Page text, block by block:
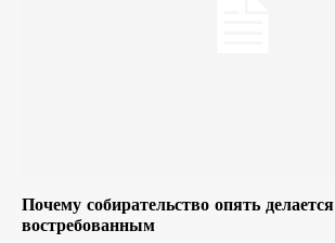
Почему собирательство опять делается
востребованным